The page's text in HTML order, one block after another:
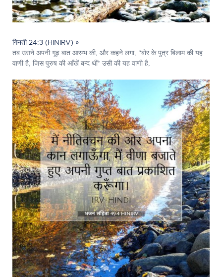
गिनती 24:3 (HINIRV) »
तब उसने अपनी गूढ़ बात आरम्भ की, और कहने लगा, “बोर के पुत्र बिलाम की यह
वाणी है, जिस पुरुष की आँखें बन्द थीं* उसी की यह वाणी है,